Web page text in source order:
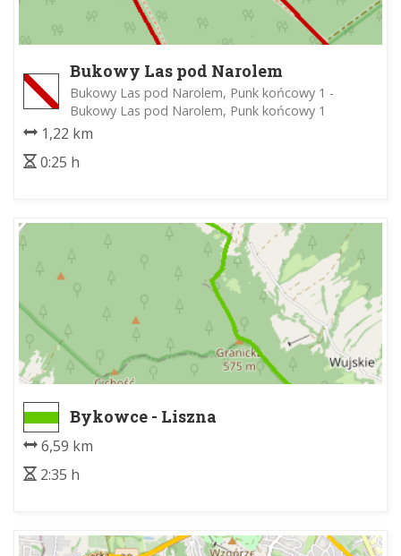
Bukowy Las pod Narolem
Bukowy Las pod Narolem, Punk końcowy 1 -
Bukowy Las pod Narolem, Punk końcowy 1
1,22 km
0:25 h
Bykowce - Liszna
6,59 km
2:35 h